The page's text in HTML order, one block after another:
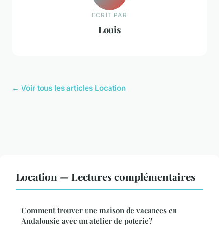
ECRIT PAR
Louis
← Voir tous les articles Location
Location — Lectures complémentaires
Comment trouver une maison de vacances en
Andalousie avec un atelier de poterie?